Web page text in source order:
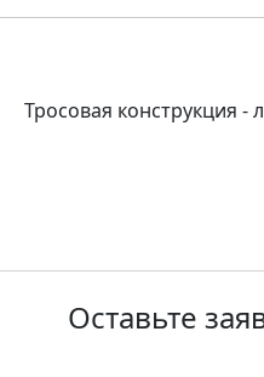
Тросовая конструкция -
Оставьте